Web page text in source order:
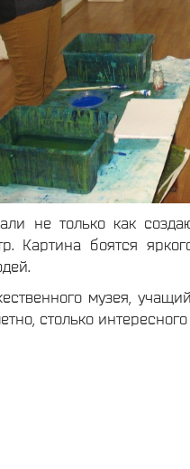
не только как
Картина боятся
музея,
столько